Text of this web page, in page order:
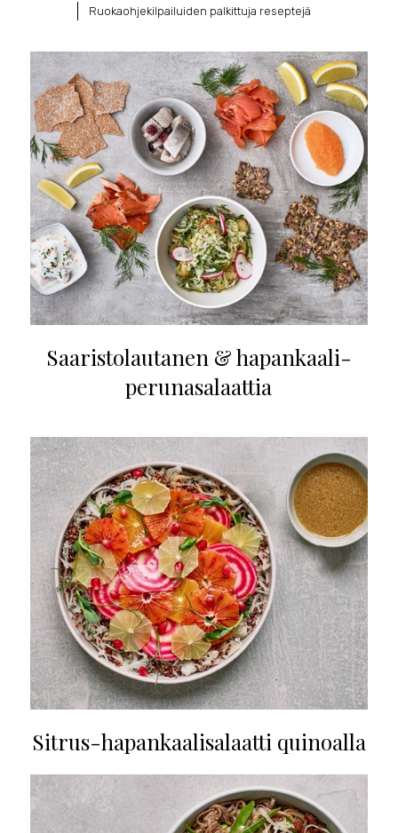
Ruokaohjekilpailuiden palkittuja reseptejä
Saaristolautanen & hapankaali-
perunasalaattia
Sitrus-hapankaalisalaatti quinoalla